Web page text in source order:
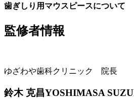
歯ぎしり用マウスピースについて
監修者情報
ゆざわや歯科クリニック 院長
鈴木 克昌YOSHIMASA